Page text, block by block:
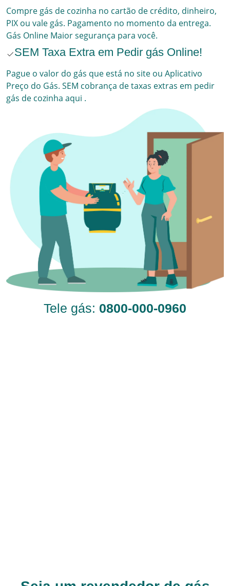
Compre gás de cozinha no cartão de crédito, dinheiro,
PIX ou vale gás. Pagamento no momento da entrega.
Gás Online Maior segurança para você.
SEM Taxa Extra em Pedir gás Online!
Pague o valor do gás que está no site ou Aplicativo
Preço do Gás. SEM cobrança de taxas extras em pedir
gás de cozinha aqui .
Tele gás: 0800-000-0960